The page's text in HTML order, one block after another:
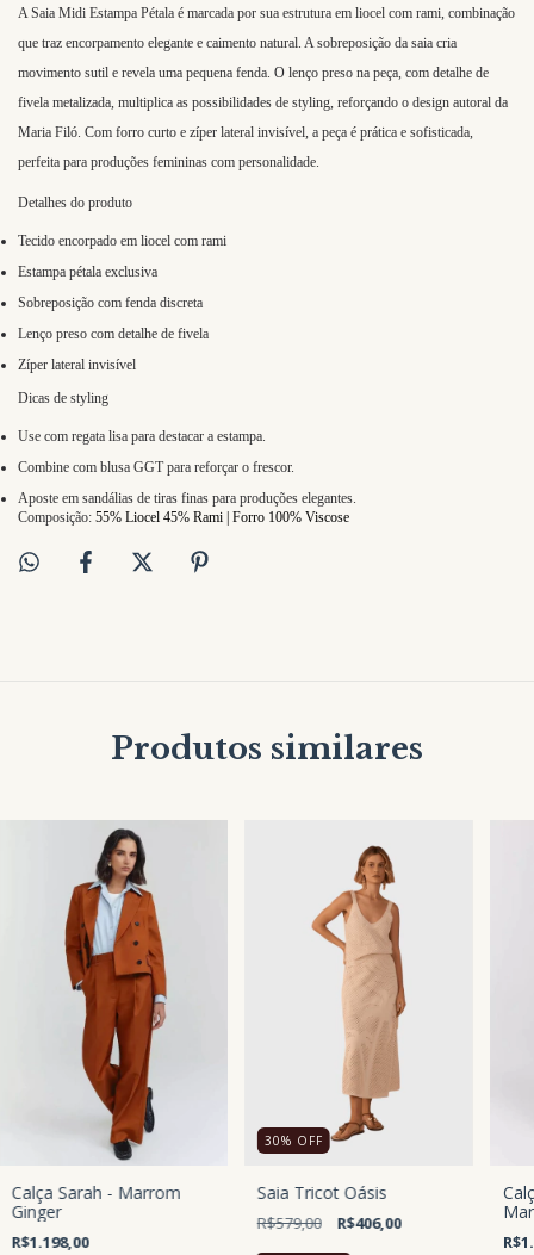
A Saia Midi Estampa Pétala é marcada por sua estrutura em liocel com rami, combinação
que traz encorpamento elegante e caimento natural. A sobreposição da saia cria
movimento sutil e revela uma pequena fenda. O lenço preso na peça, com detalhe de
fivela metalizada, multiplica as possibilidades de styling, reforçando o design autoral da
Maria Filó. Com forro curto e zíper lateral invisível, a peça é prática e sofisticada,
perfeita para produções femininas com personalidade.
Detalhes do produto
Tecido encorpado em liocel com rami
Estampa pétala exclusiva
Sobreposição com fenda discreta
Lenço preso com detalhe de fivela
Zíper lateral invisível
Dicas de styling
Use com regata lisa para destacar a estampa.
Combine com blusa GGT para reforçar o frescor.
Aposte em sandálias de tiras finas para produções elegantes.
Composição: 55% Liocel 45% Rami | Forro 100% Viscose
Produtos similares
Calça Sarah - Marrom
Ginger
R$1.198,00
30% OFF
Saia Tricot Oásis
R$579,00 R$406,00